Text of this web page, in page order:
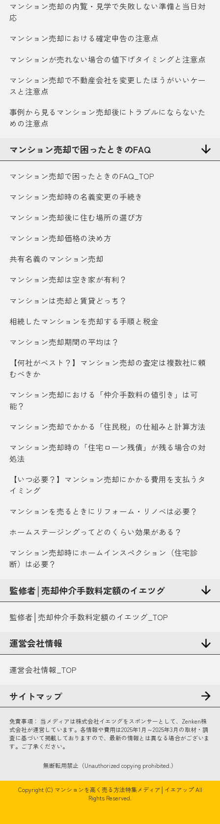
マンション売却の内覧・見学で失敗しない準備と当日対
応
マンション売却における確定申告の注意点
マンションが売れない場合の値下げタイミングと注意点
マンション売却で不動産会社を変更したほうがいいケー
スと注意点
事例から見るマンション売却後にトラブルにならないた
めの注意点
マンション売却で困ったときのFAQ
マンション売却で困ったときのFAQ_TOP
マンション売却時の名義変更の手続き
マンション売却後に住む場所の選び方
マンション売却価格の決め方
共有名義のマンション売却
マンション売却は空き家が有利？
マンションは売却と賃貸どっち？
相続したマンションを売却する手順と税金
マンション売却期間の平均は？
【何社がベスト？】マンション売却の査定は複数社に頼
むべきか
マンション売却における「仲介手数料の値引き」は可
能？
マンション売却でかかる「住民税」の仕組みと計算方法
マンション売却時の「住宅ローン残債」が残る場合の対
処法
【いつ必要？】マンション売却にかかる費用を支払うタ
イミング
マンションを売るときにリフォーム・リノベは必要？
ホームステージングってどのくらい効果がある？
マンション売却時にホームインスペクション（住宅診
断）は必要？
監修者│売却仲介手数料定額のイエツグ
監修者│売却仲介手数料定額のイエツグ_TOP
運営会社情報
運営会社情報_TOP
サイトマップ
免責事項： 当メディアは株式会社イエツグをスポンサーとして、Zenken株
式会社が運営しています。各情報や費用は2025年1月～2025年3月の取材・調
査に基づいて掲載しておりますので、最新の情報とは異なる場合がございま
す。ご了承ください。
無断転用禁止（Unauthorized copying prohibited.）
Copyright (C) マンションを高く売る方法特集メディア│イエアップAll
Rights Reserved.